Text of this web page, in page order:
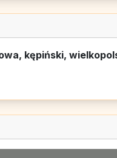
kępiński,